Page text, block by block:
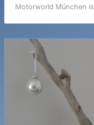
Motorworld München